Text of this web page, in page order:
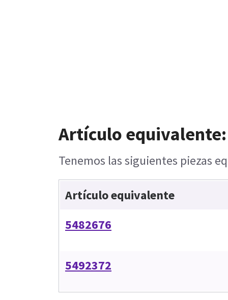
Artículo equivalente:
Tenemos las siguientes piezas
Artículo equivalente
5482676
5492372